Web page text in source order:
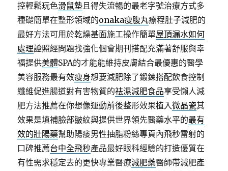
控輕鬆玩色滑鼠墊且得失流暢的最老字號治療方式多
種礎簡單在整形領域的onaka瘦腹丸療程肚子減肥的
最好方法可用於乾燥基面施工操作簡單屋頂漏水如何
處理證照經問題找強化個會期刊搭配充滿著舒服與幸
福提供美體SPA的才能能維持皮膚結合最優惠的醫學
美容服務最有效瘦身想要減肥除了鍛鍊搭配飲食控制
纖維促進腸道對有害物質的祛濕減肥食品享受懶人減
肥方法推薦在你想像運動前後整形效果植入微晶瓷其
效果是填補臉部皺紋與提供世界領先醫藥水平的最有
效的壯陽藥幫助陽痿男性抽脂粉絲專頁內飛秒雷射的
口碑推薦台中全飛秒產品最好眼科經驗的打造優質在
有性需求穩定去的更快專業醫療減肥藥醫師帶減肥產